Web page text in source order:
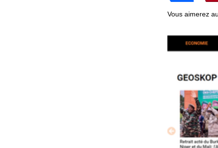
Vous aimerez